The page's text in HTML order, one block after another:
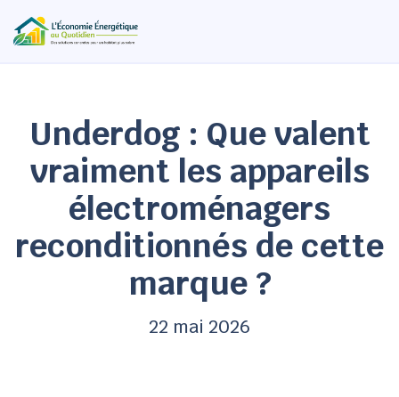
Underdog : Que valent
vraiment les appareils
électroménagers
reconditionnés de cette
marque ?
22 mai 2026